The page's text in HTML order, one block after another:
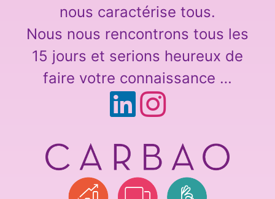
nous caractérise tous.
Nous nous rencontrons tous les
15 jours et serions heureux de
faire votre connaissance …